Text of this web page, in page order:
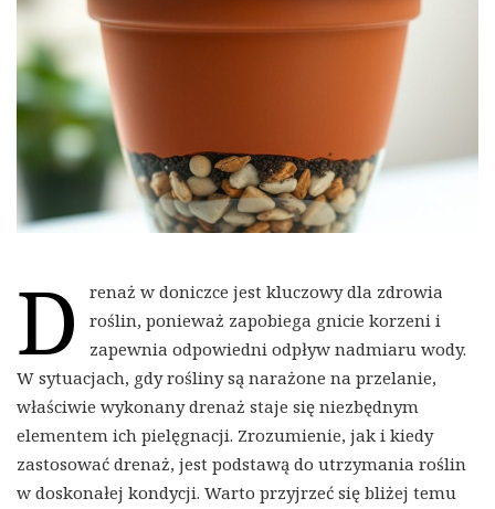
D
renaż w doniczce jest kluczowy dla zdrowia
roślin, ponieważ zapobiega gnicie korzeni i
zapewnia odpowiedni odpływ nadmiaru wody.
W sytuacjach, gdy rośliny są narażone na przelanie,
właściwie wykonany drenaż staje się niezbędnym
elementem ich pielęgnacji. Zrozumienie, jak i kiedy
zastosować drenaż, jest podstawą do utrzymania roślin
w doskonałej kondycji. Warto przyjrzeć się bliżej temu